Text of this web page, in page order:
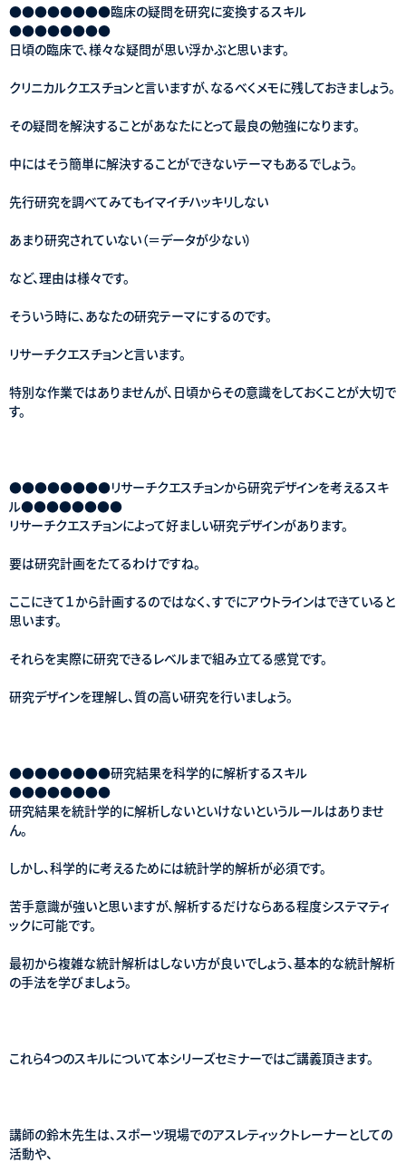
●●●●●●●●臨床の疑問を研究に変換するスキル
●●●●●●●●
日頃の臨床で、様々な疑問が思い浮かぶと思います。
クリニカルクエスチョンと言いますが、なるべくメモに残しておきましょう。
その疑問を解決することがあなたにとって最良の勉強になります。
中にはそう簡単に解決することができないテーマもあるでしょう。
先行研究を調べてみてもイマイチハッキリしない
あまり研究されていない（＝データが少ない）
など、理由は様々です。
そういう時に、あなたの研究テーマにするのです。
リサーチクエスチョンと言います。
特別な作業ではありませんが、日頃からその意識をしておくことが大切で
す。
●●●●●●●●リサーチクエスチョンから研究デザインを考えるスキ
ル●●●●●●●●
リサーチクエスチョンによって好ましい研究デザインがあります。
要は研究計画をたてるわけですね。
ここにきて１から計画するのではなく、すでにアウトラインはできていると
思います。
それらを実際に研究できるレベルまで組み立てる感覚です。
研究デザインを理解し、質の高い研究を行いましょう。
●●●●●●●●研究結果を科学的に解析するスキル
●●●●●●●●
研究結果を統計学的に解析しないといけないというルールはありませ
ん。
しかし、科学的に考えるためには統計学的解析が必須です。
苦手意識が強いと思いますが、解析するだけならある程度システマティ
ックに可能です。
最初から複雑な統計解析はしない方が良いでしょう、基本的な統計解析
の手法を学びましょう。
これら4つのスキルについて本シリーズセミナーではご講義頂きます。
講師の鈴木先生は、スポーツ現場でのアスレティックトレーナーとしての
活動や、